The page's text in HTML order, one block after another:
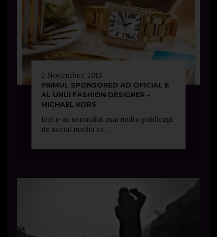
2 November, 2013
PRIMUL SPONSORED AD OFICIAL E
AL UNUI FASHION DESIGNER –
MICHAEL KORS
Ieri s-au semnalat mai multe publicaţii
de social media că...